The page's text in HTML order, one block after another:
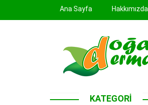
Ana Sayfa Hakkımızda
KATEGORİ